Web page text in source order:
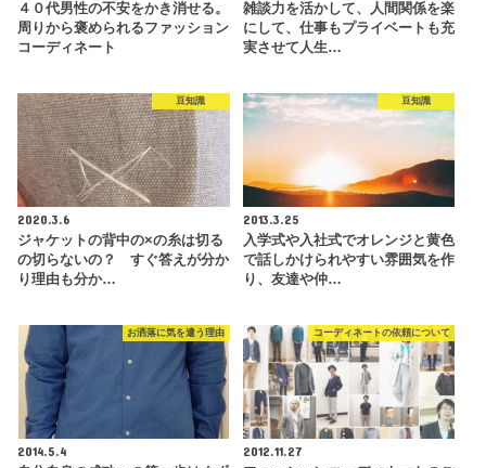
４０代男性の不安をかき消せる。
周りから褒められるファッション
コーディネート
雑談力を活かして、人間関係を楽
にして、仕事もプライベートも充
実させて人生…
豆知識
2020.3.6
ジャケットの背中の×の糸は切る
の切らないの？ すぐ答えが分か
り理由も分か…
豆知識
2013.3.25
入学式や入社式でオレンジと黄色
で話しかけられやすい雰囲気を作
り、友達や仲…
お洒落に気を遣う理由
2014.5.4
コーディネートの依頼について
2012.11.27